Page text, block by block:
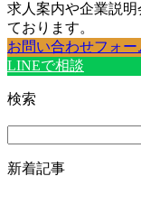
求人案内や企業説
ております。
お問い合わせフォー
LINEで相談
検索
新着記事